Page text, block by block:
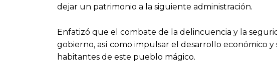
dejar un patrimonio a la siguiente administración.
Enfatizó que el combate de la delincuencia y la
gobierno, así como impulsar el desarrollo económico
habitantes de este pueblo mágico.